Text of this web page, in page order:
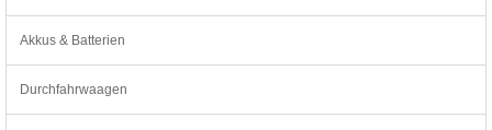
Akkus & Batterien
Durchfahrwaagen